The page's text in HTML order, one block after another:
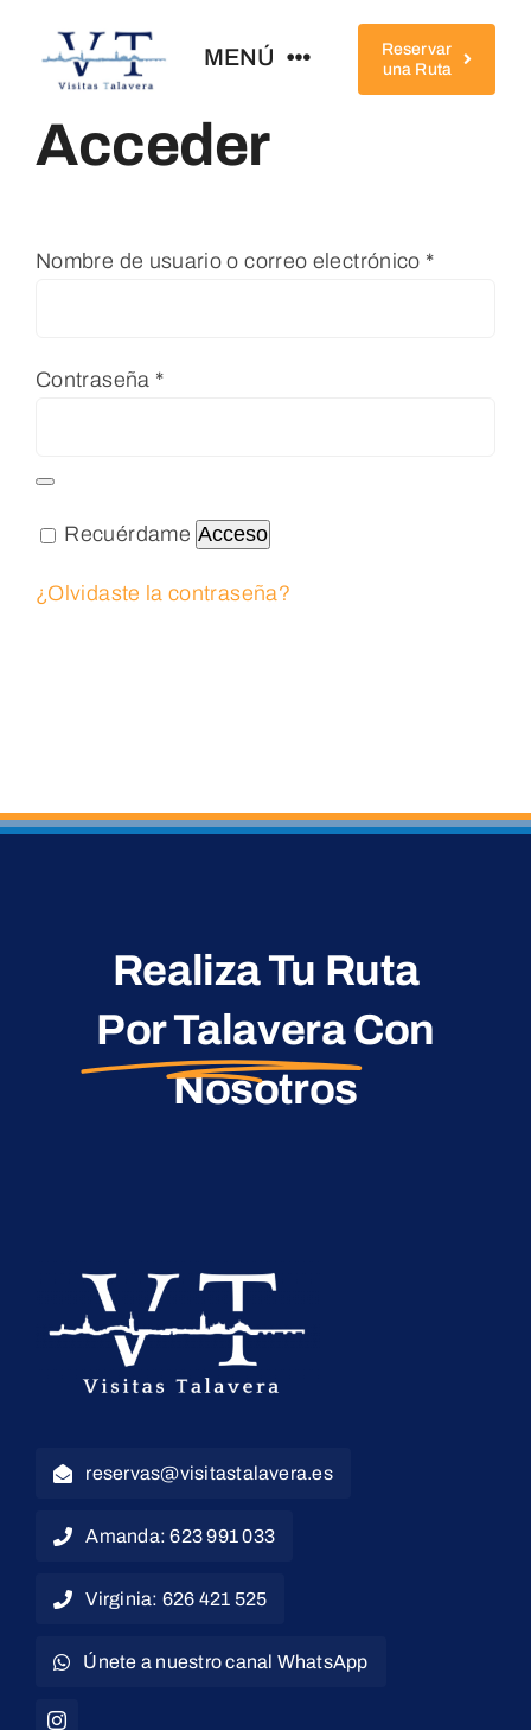
contenido
MENÚ
Home
Qué Ver
Blog
Reservar
una Ruta
Acceder
Nombre de usuario o correo electrónico *
Contraseña *Obligatorio
Recuérdame Acceso
¿Olvidaste la contraseña?
Realiza Tu Ruta
Por TalaveraCon
Nosotros
reservas@visitastalavera.es
Amanda: 623 991 033
Virginia: 626 421 525
Únete a nuestro canal WhatsApp